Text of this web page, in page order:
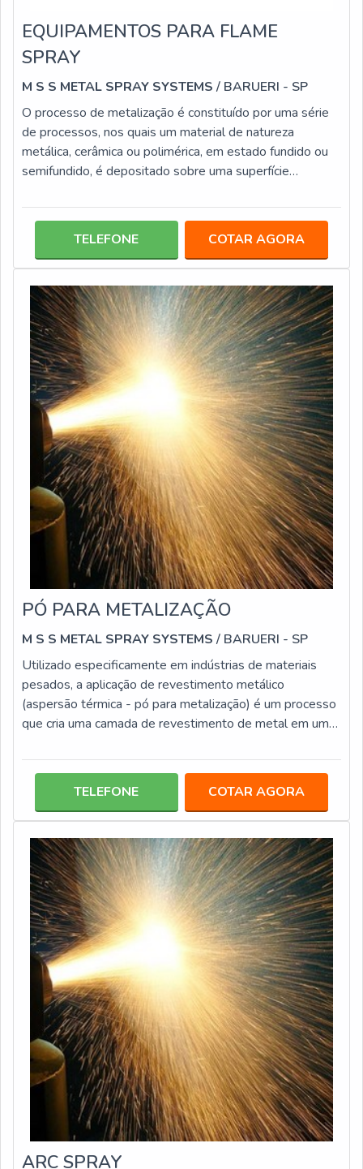
EQUIPAMENTOS PARA FLAME
SPRAY
M S S METAL SPRAY SYSTEMS / BARUERI - SP
O processo de metalização é constituído por uma série
de processos, nos quais um material de natureza
metálica, cerâmica ou polimérica, em estado fundido ou
semifundido, é depositado sobre uma superfície
técnicas possíveis para a realização deste procedimento
oxigênio e combustível para criar a chama responsável
pela fundição do material que será consumido (este no
estado de pó ou arame
TELEFONE COTAR AGORA
PÓ PARA METALIZAÇÃO
M S S METAL SPRAY SYSTEMS / BARUERI - SP
Utilizado especificamente em indústrias de materiais
pesados, a aplicação de revestimento metálico
(aspersão térmica - pó para metalização) é um processo
que cria uma camada de revestimento de metal em uma
sujeitas ao estrago com a ação do tempo, como
processo de aspersão térmica ocorre em três estágios:
No primeiro momento realiza-se uma limpeza da
superfície e um jateamento que produzirá r
TELEFONE COTAR AGORA
ARC SPRAY